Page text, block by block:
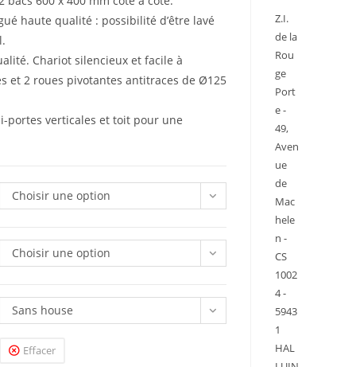
haute qualité : possibilité d’être lavé
Chariot silencieux et facile à
et 2 roues pivotantes antitraces de Ø125
portes verticales et toit pour une
Choisir une option
Choisir une option
Sans house
Effacer
Z.I.
de la
Rou
ge
Port
e -
49,
Aven
ue
de
Mac
hele
n -
CS
1002
4 -
5943
1
HAL